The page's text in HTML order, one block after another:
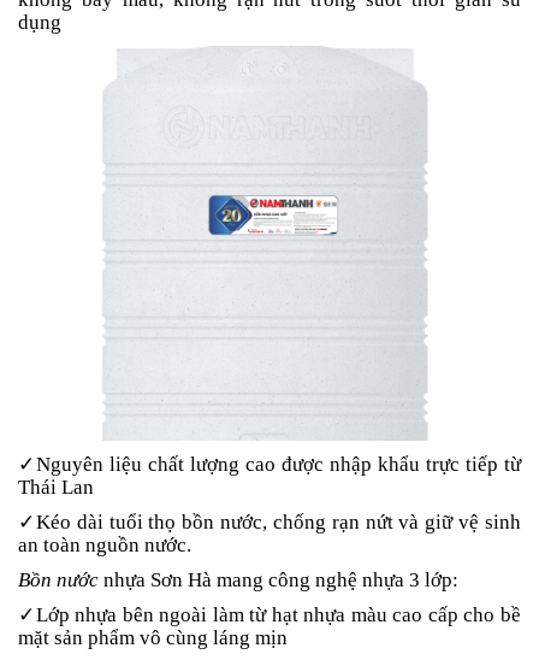
dụng
✓Nguyên liệu chất lượng cao được nhập khẩu trực tiếp từ
Thái Lan
✓Kéo dài tuổi thọ bồn nước, chống rạn nứt và giữ vệ sinh
an toàn nguồn nước.
Bồn nước nhựa Sơn Hà mang công nghệ nhựa 3 lớp:
✓Lớp nhựa bên ngoài làm từ hạt nhựa màu cao cấp cho bề
mặt sản phẩm vô cùng láng mịn